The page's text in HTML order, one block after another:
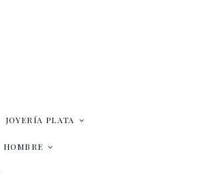
JOYERÍA PLATA
HOMBRE